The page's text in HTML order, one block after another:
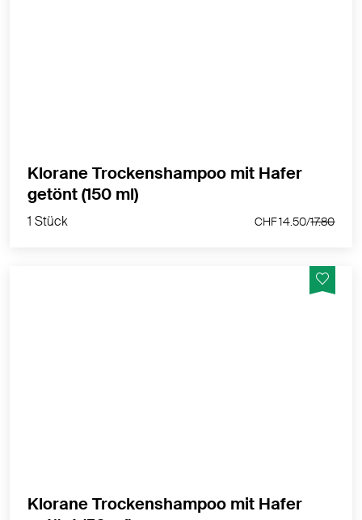
1 Stück
Klorane Trockenshampoo mit Hafer
getönt (150 ml)
1 Stück CHF 14.50/17.80
Klorane Trockenshampoo mit Hafer